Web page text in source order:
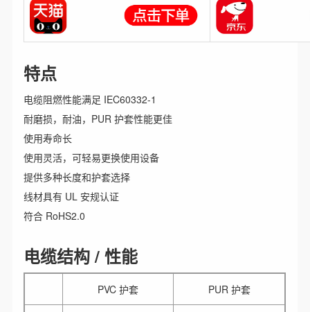
特点
电缆阻燃性能满足 IEC60332-1
耐磨损，耐油，PUR 护套性能更佳
使用寿命长
使用灵活，可轻易更换使用设备
提供多种长度和护套选择
线材具有 UL 安规认证
符合 RoHS2.0
电缆结构 / 性能
PVC 护套 PUR 护套